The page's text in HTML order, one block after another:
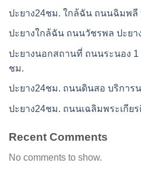
ปะยาง24ชม. ใกล้ฉัน ถนนฉิมพลี
ปะยางใกล้ฉัน ถนนวัชรพล ปะย
ปะยางนอกสถานที่ ถนนระนอง
ชม.
ปะยาง24ชม. ถนนดินสอ บริกา
ปะยาง24ชม. ถนนเฉลิมพระเกีย
Recent Comments
No comments to show.